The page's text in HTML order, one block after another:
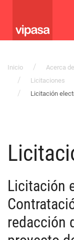
Inicio Acerca
Licitaciones
Licitación
Licitación
redacción